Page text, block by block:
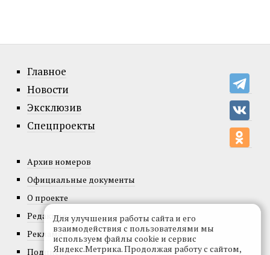
Главное
Новости
Эксклюзив
Спецпроекты
Архив номеров
Официальные документы
О проекте
Редакция
Реклама
Подписка
Для улучшения работы сайта и его
взаимодействия с пользователями мы
используем файлы cookie и сервис
Яндекс.Метрика. Продолжая работу с сайтом,